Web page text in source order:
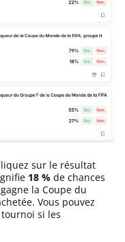
sur le résultat
18 % de chances
gagne la Coupe du
Vous pouvez
si les